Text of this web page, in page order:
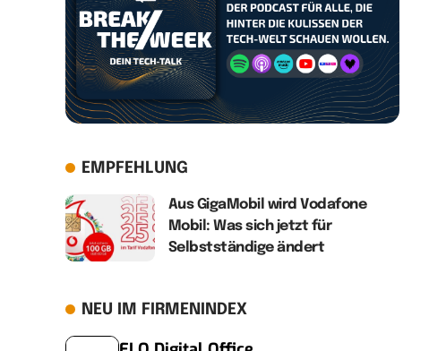
EMPFEHLUNG
Aus GigaMobil wird Vodafone
Mobil: Was sich jetzt für
Selbstständige ändert
NEU IM FIRMENINDEX